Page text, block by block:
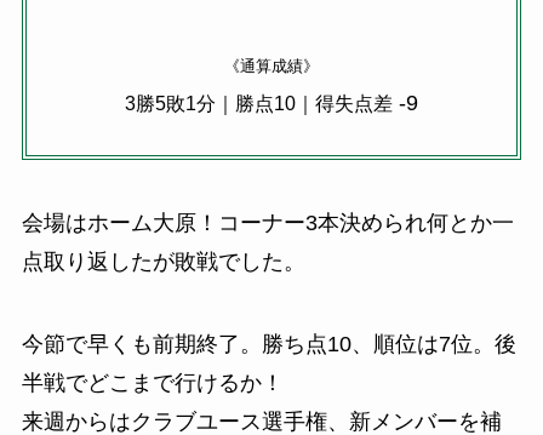
《通算成績》
3勝5敗1分｜勝点10｜得失点差 -9
会場はホーム大原！コーナー3本決められ何とか一
点取り返したが敗戦でした。
今節で早くも前期終了。勝ち点10、順位は7位。後
半戦でどこまで行けるか！
来週からはクラブユース選手権、新メンバーを補